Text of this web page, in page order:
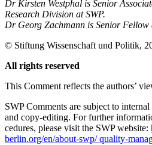
Dr Kirsten Westphal is Senior
Research Division at SWP.
Dr Georg Zachmann is Senior Fellow
© Stiftung Wissenschaft und Politik,
All rights reserved
This Comment reflects the authors’
SWP Comments are subject to
and copy-editing. For further
cedures, please visit the SWP website:
berlin.org/en/about-swp/ quality-